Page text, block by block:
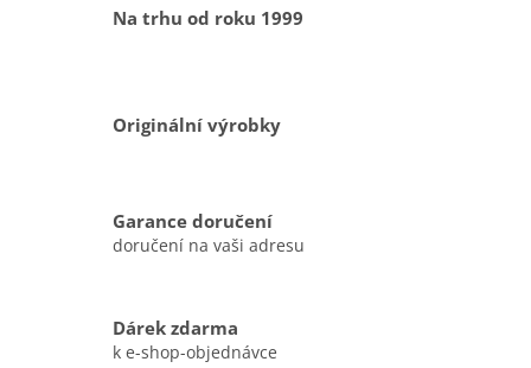
Na trhu od roku 1999
Originální výrobky
Garance doručení
doručení na vaši adresu
Dárek zdarma
k e-shop-objednávce